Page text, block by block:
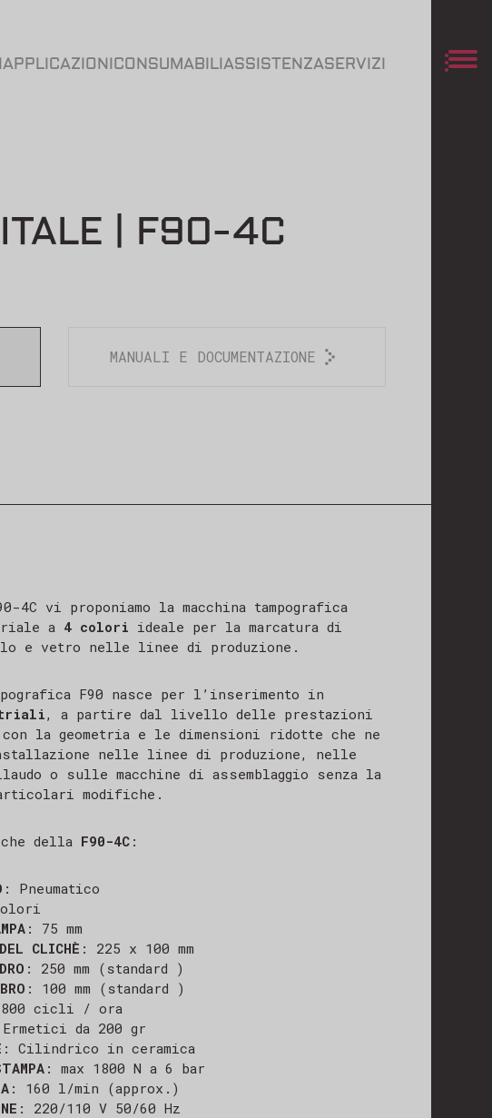
APPLICAZIONICONSUMABILIASSISTENZASERVIZI
| F90-4C
MANUALI E DOCUMENTAZIONE
4C vi proponiamo la macchina tampografica
a 4 colori ideale per la marcatura di
e vetro nelle linee di produzione.
F90 nasce per l’inserimento in
, a partire dal livello delle prestazioni
la geometria e le dimensioni ridotte che ne
nelle linee di produzione, nelle
o sulle macchine di assemblaggio senza la
modifiche.
della F90-4C :
: Pneumatico
: 75 mm
CLICHÈ : 225 x 100 mm
: 250 mm (standard )
: 100 mm (standard )
cicli / ora
da 200 gr
: Cilindrico in ceramica
: max 1800 N a 6 bar
: 160 l/min (approx.)
: 220/110 V 50/60 Hz